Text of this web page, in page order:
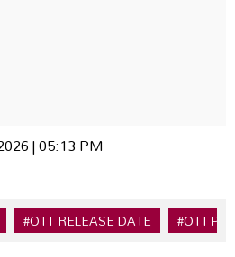
| 05:13 PM
#OTT RELEASE DATE #OTT